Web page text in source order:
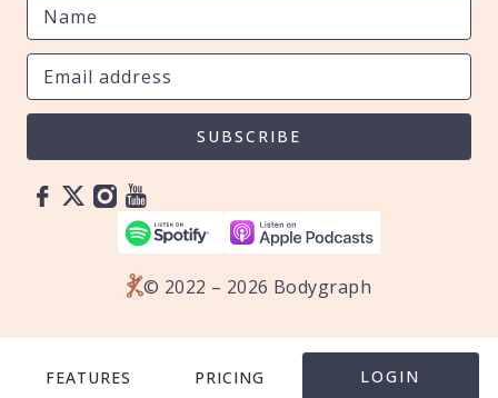
SUBSCRIBE
© 2022 – 2026 Bodygraph
FEATURES PRICING LOGIN